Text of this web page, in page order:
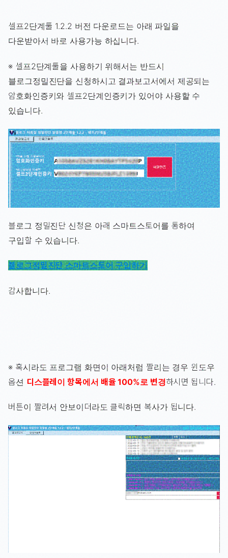
셀프2단계툴 1.2.2 버전 다운로드는 아래 파일을
다운받아서 바로 사용가능 하십니다.
※ 셀프2단계툴을 사용하기 위해서는 반드시
블로그정밀진단을 신청하시고 결과보고서에서 제공되는
암호화인증키와 셀프2단계인증키가 있어야 사용할 수
있습니다.
블로그 정밀진단 신청은 아래 스마트스토어를 통하여
구입할 수 있습니다.
블로그정밀진단 스마트스토어 구입하기
감사합니다.
※ 혹시라도 프로그램 화면이 아래처럼 짤리는 경우 윈도우
옵션 디스플레이 항목에서 배율 100%로 변경하시면 됩니다.
버튼이 짤려서 안보이더라도 클릭하면 복사가 됩니다.